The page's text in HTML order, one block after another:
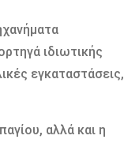
ιδιωτικής
εγκαταστάσεις,
αλλά και η